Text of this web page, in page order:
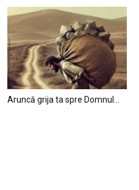
Aruncă grija ta spre Domnul…